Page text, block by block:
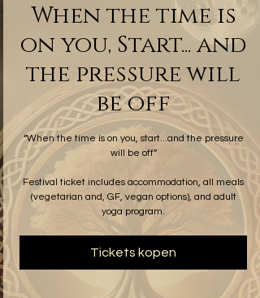
When the time is
on you, Start... and
the pressure will
be off
“When the time is on you, start...and the pressure
will be off”
Festival ticket includes accommodation, all meals
(vegetarian and, GF, vegan options), and adult
yoga program.
Tickets kopen